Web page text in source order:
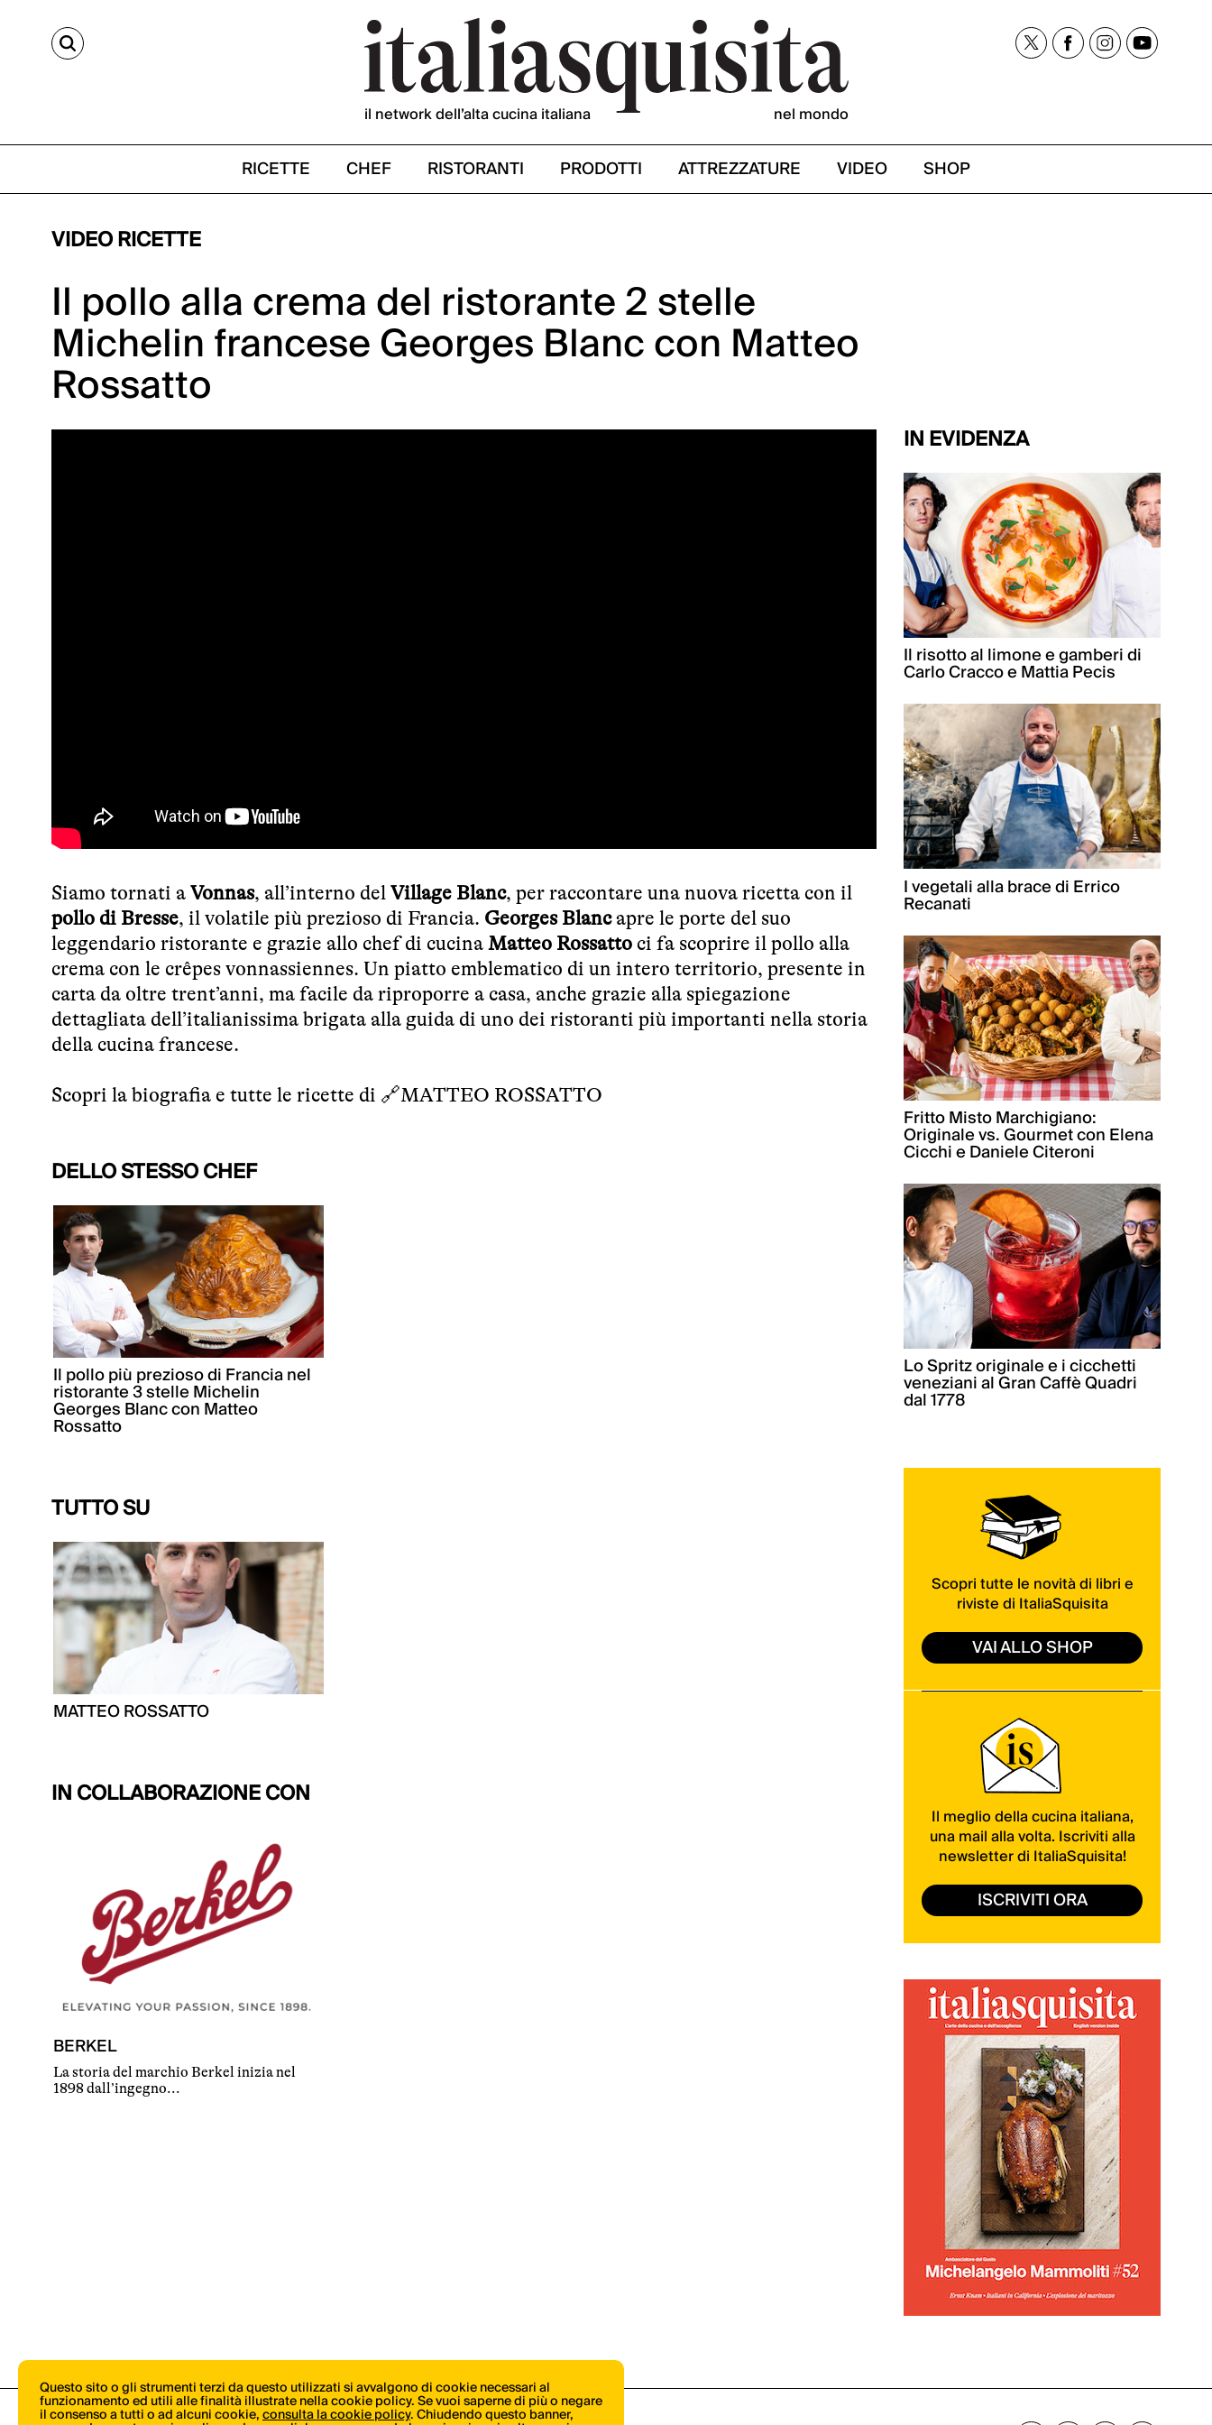
CERCA
il network dell’alta cucina italiana nel mondo
RICETTE CHEF RISTORANTI PRODOTTI ATTREZZATURE VIDEO SHOP
VIDEO RICETTE
Il pollo alla crema del ristorante 2 stelle
Michelin francese Georges Blanc con Matteo
Rossatto
Siamo tornati a Vonnas, all’interno del Village Blanc, per raccontare una nuova ricetta con il
pollo di Bresse, il volatile più prezioso di Francia. Georges Blancapre le porte del suo
leggendario ristorante e grazie allo chef di cucina Matteo Rossatto ci fa scoprire il pollo alla
crema con le crêpes vonnassiennes. Un piatto emblematico di un intero territorio, presente in
carta da oltre trent’anni, ma facile da riproporre a casa, anche grazie alla spiegazione
dettagliata dell’italianissima brigata alla guida di uno dei ristoranti più importanti nella storia
della cucina francese.
Scopri la biografia e tutte le ricette di 🔗MATTEO ROSSATTO
DELLO STESSO CHEF
Il pollo più prezioso di Francia nel
ristorante 3 stelle Michelin
Georges Blanc con Matteo
Rossatto
TUTTO SU
MATTEO ROSSATTO
IN COLLABORAZIONE CON
BERKEL
La storia del marchio Berkel inizia nel
1898 dall’ingegno...
IN EVIDENZA
Il risotto al limone e gamberi di
Carlo Cracco e Mattia Pecis
I vegetali alla brace di Errico
Recanati
Fritto Misto Marchigiano:
Originale vs. Gourmet con Elena
Cicchi e Daniele Citeroni
Lo Spritz originale e i cicchetti
veneziani al Gran Caffè Quadri
dal 1778
Scopri tutte le novità di libri e
riviste di ItaliaSquisita
VAI ALLO SHOP
Il meglio della cucina italiana,
una mail alla volta. Iscriviti alla
newsletter di ItaliaSquisita!
ISCRIVITI ORA
Questo sito o gli strumenti terzi da questo utilizzati si avvalgono di cookie necessari al
funzionamento ed utili alle finalità illustrate nella cookie policy. Se vuoi saperne di più o negare
il consenso a tutti o ad alcuni cookie,consulta la cookie policy. Chiudendo questo banner,